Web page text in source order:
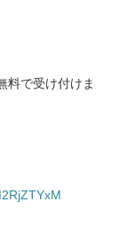
料で受け付けま